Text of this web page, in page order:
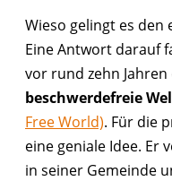
Wieso gelingt es
Eine Antwort darauf
vor rund zehn
beschwerdefreie
Free World). Für die
eine geniale Idee. Er
in seiner Gemeinde